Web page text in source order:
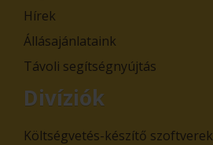
Hírek
Állásajánlataink
Távoli segítségnyújtás
Divíziók
Költségvetés-készítő szoftverek